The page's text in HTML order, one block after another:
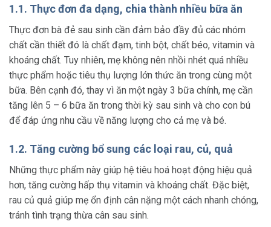
1.1. Thực đơn đa dạng, chia thành nhiều bữa ăn
Thực đơn bà đẻ sau sinh cần đảm bảo đầy đủ các nhóm
chất cần thiết đó là chất đạm, tinh bột, chất béo, vitamin và
khoáng chất. Tuy nhiên, mẹ không nên nhồi nhét quá nhiều
thực phẩm hoặc tiêu thụ lượng lớn thức ăn trong cùng một
bữa. Bên cạnh đó, thay vì ăn một ngày 3 bữa chính, mẹ cần
tăng lên 5 – 6 bữa ăn trong thời kỳ sau sinh và cho con bú
để đáp ứng nhu cầu về năng lượng cho cả mẹ và bé.
1.2. Tăng cường bổ sung các loại rau, củ, quả
Những thực phẩm này giúp hệ tiêu hoá hoạt động hiệu quả
hơn, tăng cường hấp thụ vitamin và khoáng chất. Đặc biệt,
rau củ quả giúp mẹ ổn định cân nặng một cách nhanh chóng,
tránh tình trạng thừa cân sau sinh.